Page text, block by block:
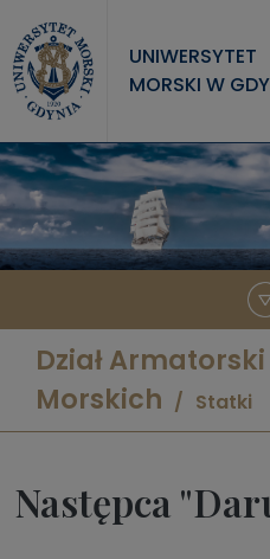
UNIWERSYTET
MORSKI W
UNIWERSYTET
STUDIA
NAUKA
Dział
Morskich
Statki
Następca